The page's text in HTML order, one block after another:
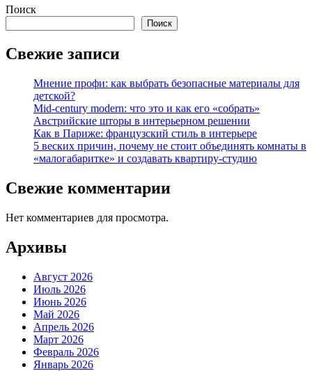
Поиск
Поиск
Свежие записи
Мнение профи: как выбрать безопасные материалы для
детской?
Mid-century modern: что это и как его «собрать»
Австрийские шторы в интерьерном решении
Как в Париже: французский стиль в интерьере
5 веских причин, почему не стоит объединять комнаты в
«малогабаритке» и создавать квартиру-студию
Свежие комментарии
Нет комментариев для просмотра.
Архивы
Август 2026
Июль 2026
Июнь 2026
Май 2026
Апрель 2026
Март 2026
Февраль 2026
Январь 2026